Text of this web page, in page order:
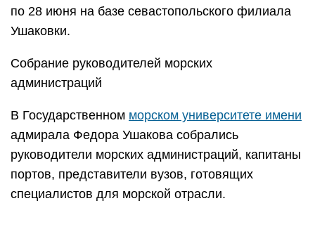
по 28 июня на базе севастопольского филиала
Ушаковки.
Собрание руководителей морских
администраций
В Государственном морском университете имени
адмирала Федора Ушакова собрались
руководители морских администраций, капитаны
портов, представители вузов, готовящих
специалистов для морской отрасли.